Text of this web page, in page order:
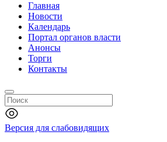
Главная
Новости
Календарь
Портал органов власти
Анонсы
Торги
Контакты
Версия для слабовидящих